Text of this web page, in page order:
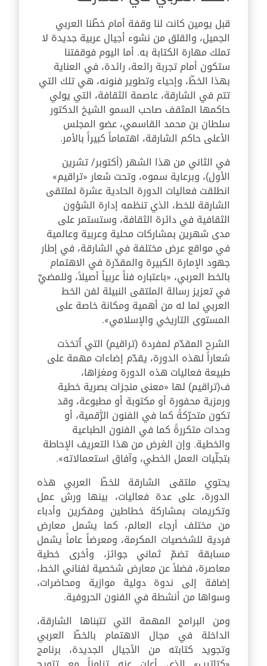
قبل يومين كانت لنا وقفة أمام خطّنا العربي
الجميل، والقلق من نشوء أجيال عربية جديدة لا
تملك مهارة الكتابة به. أما اليوم فوقفتنا
ستكون أمام تجربة رائعة، رائدة، في العناية
بهذا الخطّ، وإحياء وتطوير فنونه، هي تلك التي
تتم في الشارقة، عاصمة الثقافة، التي يولي
حاكمها المثقف صاحب السمو الشيخ الدكتور
سلطان بن محمد القاسمي، عضو المجلس
الأعلى حاكم الشارقة، اهتماماً كبيراً بالأمر.
في الثاني من هذا الشهر (أكتوبر/ تشرين
الأول)، وبرعاية سموه، وتحت شعار «تراقيم»
انطلقت فعاليات الدورة الحادية عشرة لملتقى
الشارقة للخط، الذي تنظمه إدارة الشؤون
الثقافية في دائرة الثقافة، وستستمر على
مدى شهرين بمشاركات محلية وعربية وعالمية
في مواقع عرض مختلفة في الشارقة، في إطار
جهود الإمارة الكبيرة والمقدّرة في الاهتمام
بالخط العربي، «باعتباره فناً عربياً أصيلاً، وللمضيِّ
في تعزيز رسالة الملتقى النبيلة لفن الخط
العربي لما له من أهمية ومكانة خاصة على
المستوى التاريخي والإسلامي».
الشرح المقدّم لمفردة (تراقيم) التي اُتخذت
شعاراً لهذه الدورة، يقدّم إضاءات مهمة على
طبيعة فعاليات هذه الدورة ومغزاها،
ف(تراقيم) لها «معنى منجزات بصرية خطية
ورمزية محفورة أو مكتوبة أو مطبوعة، وقد
تكون متحرّكةً كما في الفنون الرَّقمية، أو
وحدات متكررةً كما في الفنون الطباعية
والخطية. وإن الغرض من هذا التعريف الإحاطة
بتجلّيات العمل الخطي، وآفاق استعمالاته».
يحتوي ملتقى الشارقة للخطّ العربي هذه
الدورة، على عدة فعاليات، بينها ورش عمل
وتكريمات بمشاركة خطاطين ومفكرين وأدباء
من مختلف أرجاء العالم، كما يشمل معارض
فردية للشخصيات المكرمة، ومعرضاً عاماً يشمل
مسابقة تضمّ ثماني جوائز، وأخرى خطية
معاصرة، فضلاً عن معارض شخصية لفناني الخط،
إضافة إلى ندوة دولية موازية ومحاضرات،
وسواها من أنشطة في الفنون الحروفية.
ومن البرامج المهمة التي تتبناها الشارقة،
الداخلة في مجال الاهتمام بالخطّ العربي
وتجويد كتابته من الأجيال الجديدة، برنامج